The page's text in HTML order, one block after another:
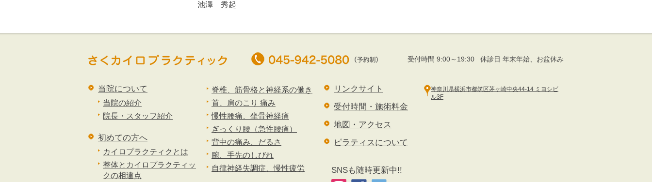
池澤 秀起
受付時間 9:00～19:30 休診日 年末年始、お盆休み
当院について
当院の紹介
院長・スタッフ紹介
初めての方へ
カイロプラクティクとは
整体とカイロプラクティッ
クの相違点
脊椎、筋骨格と神経系の働き
首、肩のこり 痛み
慢性腰痛、坐骨神経痛
ぎっくり腰（急性腰痛）
背中の痛み、だるさ
腕、手先のしびれ
自律神経失調症、慢性疲労
リンクサイト
受付時間・施術料金
地図・アクセス
ピラティスについて
SNSも随時更新中!!
神奈川県横浜市都筑区茅ヶ崎中央44-14 ミヨシビ
ル3F